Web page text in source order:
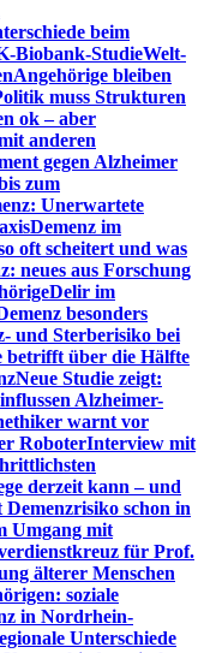
beim
Biobank-StudieWelt-
Angehörige bleiben
muss Strukturen
ok – aber
anderen
gegen Alzheimer
zum
Unerwartete
Demenz im
oft scheitert und was
neues aus Forschung
Delir im
besonders
und Sterberisiko bei
betrifft über die Hälfte
Neue Studie zeigt:
Alzheimer-
warnt vor
RoboterInterview mit
derzeit kann – und
schon in
Umgang mit
für Prof.
älterer Menschen
soziale
in Nordrhein-
Unterschiede